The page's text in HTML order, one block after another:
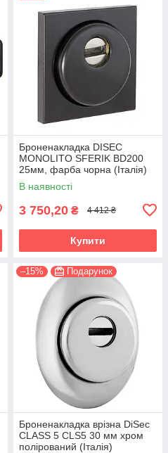
Броненакладка DISEC
MONOLITO SFERIK BD200
25мм, фарба чорна (Італія)
В наявності
3 750,20 ₴ 4 412 ₴
Купити
–15% Подарунок
Броненакладка врізна DiSec
CLASS 5 CLS5 30 мм хром
полірований (Італія)